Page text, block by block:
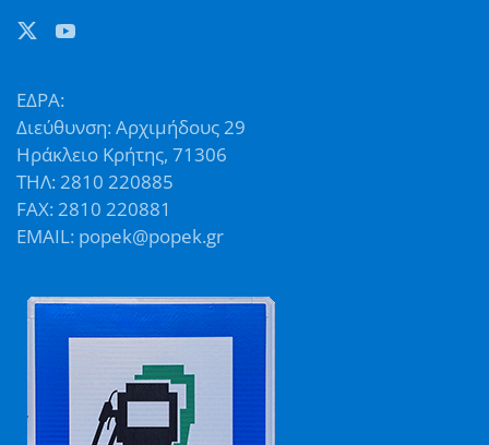
ΕΔΡΑ:
Διεύθυνση: Αρχιμήδους 29
Ηράκλειο Κρήτης, 71306
ΤΗΛ: 2810 220885
FAX: 2810 220881
EMAIL: popek@popek.gr